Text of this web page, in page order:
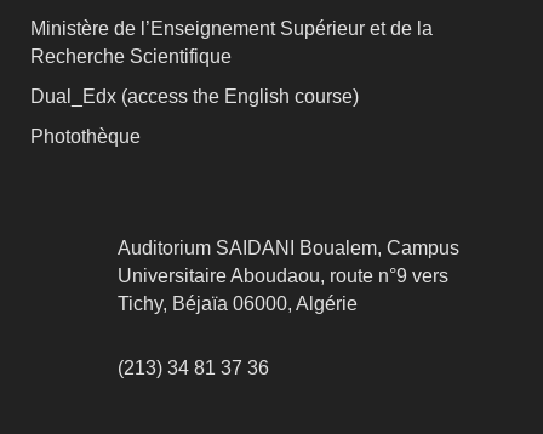
Ministère de l’Enseignement Supérieur et de la
Recherche Scientifique
Dual_Edx (access the English course)
Photothèque
Auditorium SAIDANI Boualem, Campus
Universitaire Aboudaou, route n°9 vers
Tichy, Béjaïa 06000, Algérie
(213) 34 81 37 36